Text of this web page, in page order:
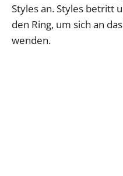
Styles an. Styles betritt
den Ring, um sich an
wenden.